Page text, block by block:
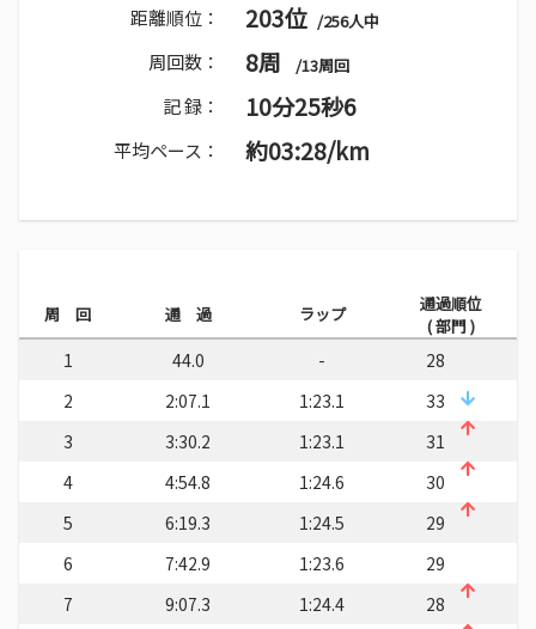
距離順位： 203位 /256人中
周回数： 8周 /13周回
記 録： 10分25秒6
平均ペース： 約03:28/km
周 回 通 過 ラップ
通過順位
( 部門 )
1 44.0 -
28
2
2:07.1 1:23.1
33
3
3:30.2 1:23.1
31
4
4:54.8 1:24.6
30
5
6:19.3 1:24.5
29
6
7:42.9 1:23.6
29
7
9:07.3 1:24.4
28